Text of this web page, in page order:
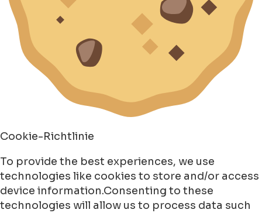
Cookie-Richtlinie
To provide the best experiences, we use
technologies like cookies to store and/or access
device information.Consenting to these
technologies will allow us to process data such